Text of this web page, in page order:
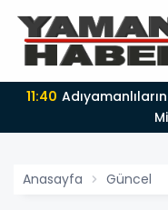
11:40
Anasayfa Güncel